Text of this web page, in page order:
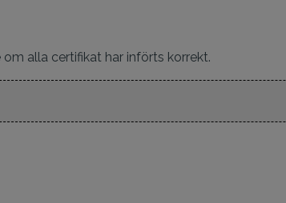
alla certifikat har införts korrekt.